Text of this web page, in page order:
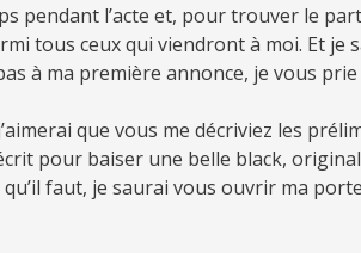
pendant l’acte et, pour trouver le
tous ceux qui viendront à moi. Et je
à ma première annonce, je vous
que vous me décriviez les
pour baiser une belle black,
faut, je saurai vous ouvrir ma